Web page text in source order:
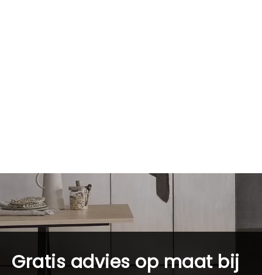
Gratis advies op maat bij